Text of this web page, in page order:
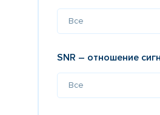
Все
SNR – отношение
Все